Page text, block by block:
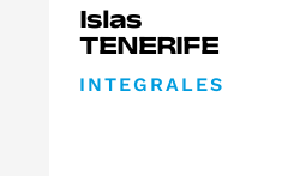
Islas
TENERIFE
INTEGRALES